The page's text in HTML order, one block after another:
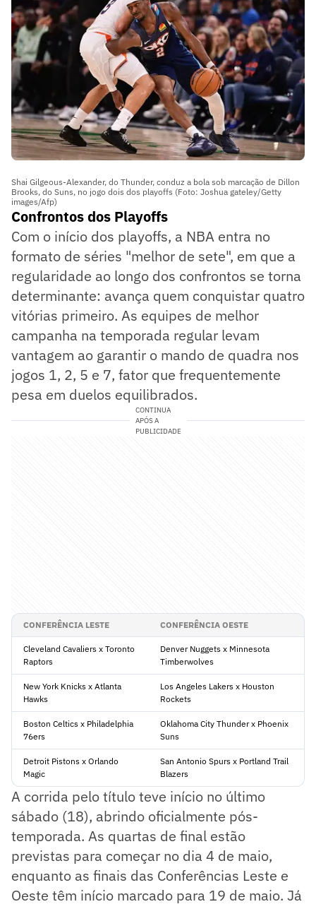
Shai Gilgeous-Alexander, do Thunder, conduz a bola sob marcação de Dillon
Brooks, do Suns, no jogo dois dos playoffs (Foto: Joshua gateley/Getty
images/Afp)
Confrontos dos Playoffs
Com o início dos playoffs, a NBA entra no
formato de séries "melhor de sete", em que a
regularidade ao longo dos confrontos se torna
determinante: avança quem conquistar quatro
vitórias primeiro. As equipes de melhor
campanha na temporada regular levam
vantagem ao garantir o mando de quadra nos
jogos 1, 2, 5 e 7, fator que frequentemente
pesa em duelos equilibrados.
CONTINUA
APÓS A
PUBLICIDADE
CONFERÊNCIA LESTE CONFERÊNCIA OESTE
Cleveland Cavaliers x Toronto
Raptors
Denver Nuggets x Minnesota
Timberwolves
New York Knicks x Atlanta
Hawks
Los Angeles Lakers x Houston
Rockets
Boston Celtics x Philadelphia
76ers
Oklahoma City Thunder x Phoenix
Suns
Detroit Pistons x Orlando
Magic
San Antonio Spurs x Portland Trail
Blazers
A corrida pelo título teve início no último
sábado (18), abrindo oficialmente pós-
temporada. As quartas de final estão
previstas para começar no dia 4 de maio,
enquanto as finais das Conferências Leste e
Oeste têm início marcado para 19 de maio. Já